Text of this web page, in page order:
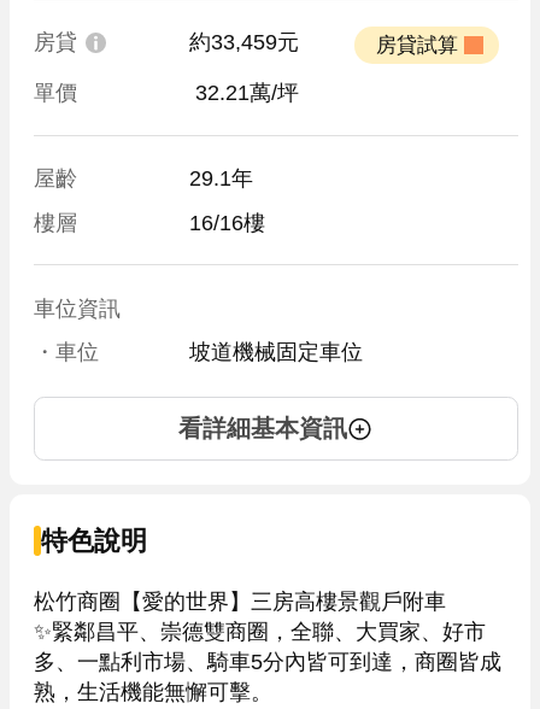
房貸 約33,459元
單價 32.21萬/坪
屋齡
29.1年
樓層
16/16樓
車位資訊
・車位
坡道機械固定車位
看詳細基本資訊
特色說明
松竹商圈【愛的世界】三房高樓景觀戶附車
✨緊鄰昌平、崇德雙商圈，全聯、大買家、好市
多、一點利市場、騎車5分內皆可到達，商圈皆成
熟，生活機能無懈可擊。